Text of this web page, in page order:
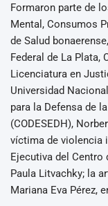
Formaron parte de
Mental, Consumos
de Salud
Federal de La Plata,
Licenciatura en
Universidad
para la Defensa de
(CODESEDH),
víctima de violencia
Ejecutiva del Centro
Paula Litvachky; la
Mariana Eva Pérez,